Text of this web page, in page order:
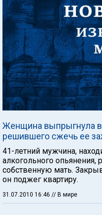
Женщина выпрыгнула в
решившего сжечь ее
41-летний мужчина,
алкогольного
собственную мать.
он поджег квартиру.
31.07.2010 16:46 // В мире